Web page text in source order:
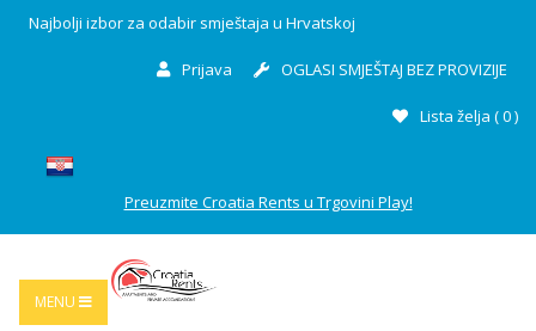
Najbolji izbor za odabir smještaja u Hrvatskoj
Prijava OGLASI SMJEŠTAJ BEZ PROVIZIJE
Lista želja (0)
Preuzmite Croatia Rents u Trgovini Play!
MENU